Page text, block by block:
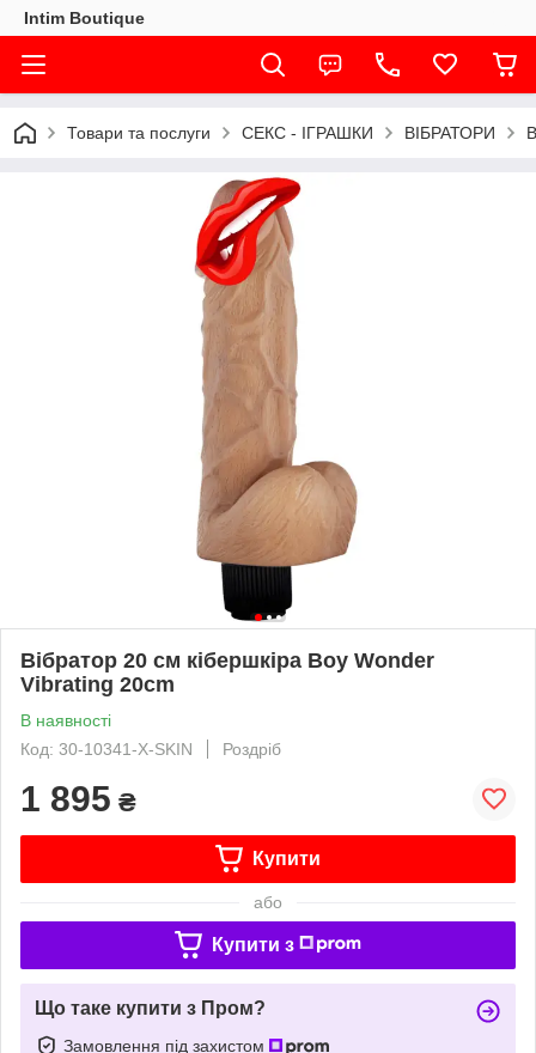
Intim Boutique
Товари та послуги СЕКС - ІГРАШКИ ВІБРАТОРИ
Вібратор 20 см кібершкіра Boy Wonder
Vibrating 20cm
В наявності
Код: 30-10341-X-SKIN
Роздріб
1 895 ₴
Купити
або
Купити з
Що таке купити з Пром?
Замовлення під захистом